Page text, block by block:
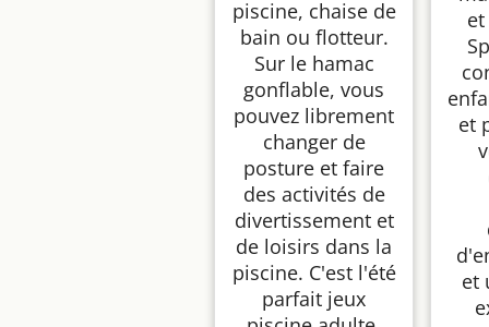
piscine, chaise de
bain ou flotteur.
Sur le hamac
gonflable, vous
pouvez librement
changer de
posture et faire
des activités de
divertissement et
de loisirs dans la
piscine. C'est l'été
parfait jeux
et
et